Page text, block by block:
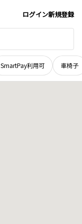
ログイン新規登録
SmartPay利用可 車椅子